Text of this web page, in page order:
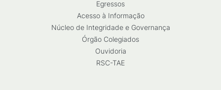
Egressos
Acesso à Informação
Núcleo de Integridade e Governança
Órgão Colegiados
Ouvidoria
RSC-TAE